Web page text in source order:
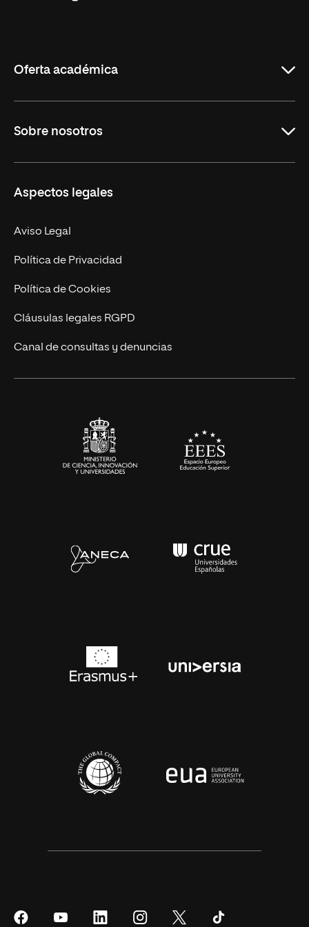
Oferta académica
Derecho
Empresa
MBA
Marketing y Comunicación
Ingeniería
Diseño
Ciencias de la Salud
Sobre nosotros
Nuestro Equipo
Contacto
Aspectos legales
Aviso Legal
Política de Privacidad
Política de Cookies
Cláusulas legales RGPD
Canal de consultas y denuncias
SíguenosSíguenos
SíguenosSíguenos Síguenos